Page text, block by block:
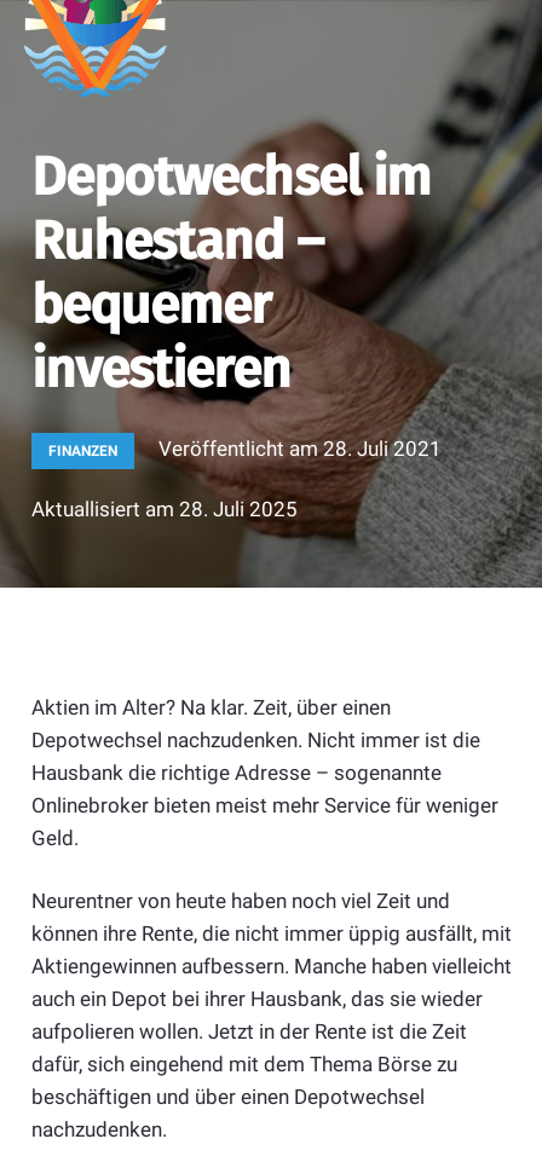
Depotwechsel im
Ruhestand –
bequemer
investieren
FINANZEN Veröffentlicht am28. Juli 2021
Aktuallisiert am 28. Juli 2025
Aktien im Alter? Na klar. Zeit, über einen
Depotwechsel nachzudenken. Nicht immer ist die
Hausbank die richtige Adresse – sogenannte
Onlinebroker bieten meist mehr Service für weniger
Geld.
Neurentner von heute haben noch viel Zeit und
können ihre Rente, die nicht immer üppig ausfällt, mit
Aktiengewinnen aufbessern. Manche haben vielleicht
auch ein Depot bei ihrer Hausbank, das sie wieder
aufpolieren wollen. Jetzt in der Rente ist die Zeit
dafür, sich eingehend mit dem Thema Börse zu
beschäftigen und über einen Depotwechsel
nachzudenken.